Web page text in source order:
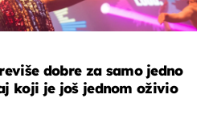
dobre za samo jedno
koji je još jednom oživio